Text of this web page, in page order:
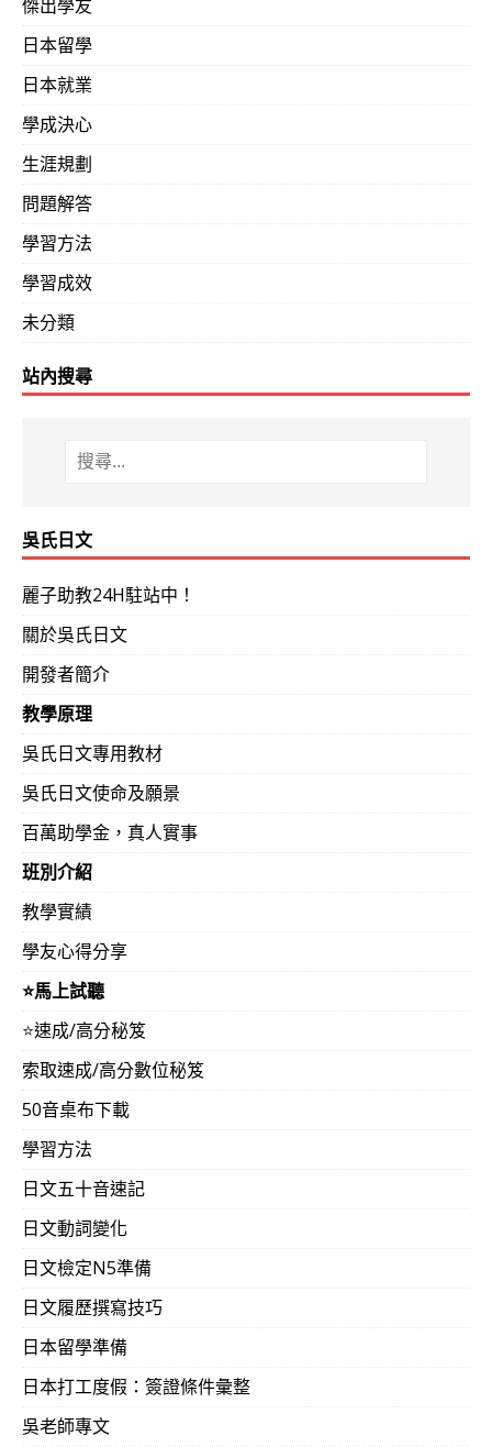
傑出學友
日本留學
日本就業
學成決心
生涯規劃
問題解答
學習方法
學習成效
未分類
站內搜尋
吳氏日文
麗子助教24H駐站中！
關於吳氏日文
開發者簡介
教學原理
吳氏日文專用教材
吳氏日文使命及願景
百萬助學金，真人實事
班別介紹
教學實績
學友心得分享
⭐️馬上試聽
⭐️速成/高分秘笈
索取速成/高分數位秘笈
50音桌布下載
學習方法
日文五十音速記
日文動詞變化
日文檢定N5準備
日文履歷撰寫技巧
日本留學準備
日本打工度假：簽證條件彙整
吳老師專文